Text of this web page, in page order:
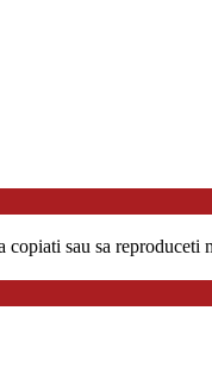
sau sa reproduceti